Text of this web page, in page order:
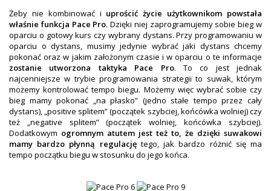
Żeby nie kombinować i uprościć życie użytkownikom powstała
właśnie funkcja Pace Pro. Dzięki niej zaprogramujemy sobie bieg w
oparciu o gotowy kurs czy wybrany dystans. Przy programowaniu w
oparciu o dystans, musimy jedynie wybrać jaki dystans chcemy
pokonać oraz w jakim założonym czasie i w oparciu o te informacje
zostanie utworzona taktyka Pace Pro. To co jest jednak
najcenniejsze w trybie programowania strategii to suwak, którym
możemy kontrolować tempo biegu. Możemy więc wybrać sobie czy
bieg mamy pokonać „na płasko” (jedno stałe tempo przez cały
dystans), „positive splitem” (początek szybciej, końcówka wolniej) czy
też „negative splitem” (początek wolniej, końcówka szybciej).
Dodatkowym ogromnym atutem jest też to, że dzięki suwakowi
mamy bardzo płynną regulacjętego, jak bardzo różnić się ma
tempo początku biegu w stosunku do jego końca.